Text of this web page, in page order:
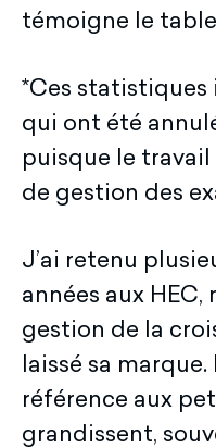
témoigne le
*Ces statistiques
qui ont été
puisque le travail
de gestion des
J’ai retenu
années aux
gestion de la
laissé sa
référence aux
grandissent,